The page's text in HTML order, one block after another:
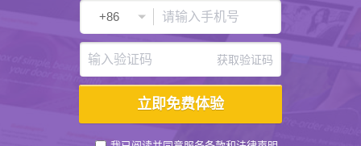
获取验证码